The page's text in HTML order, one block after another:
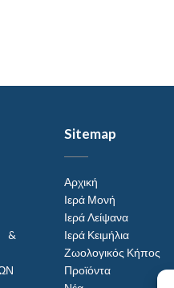
Sitemap
Αρχική
Ιερά Μονή
Ιερά Λείψανα
Ιερά Κειμήλια
Ζωολογικός Κήπος
Προϊόντα